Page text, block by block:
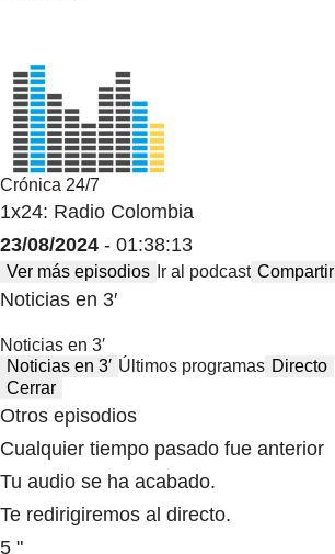
Crónica 24/7
1x24: Radio Colombia
23/08/2024 - 01:38:13
Ver más episodios Ir al podcast Compartir
Noticias en 3′
Noticias en 3′
Noticias en 3′ Últimos programas Directo
Cerrar
Otros episodios
Cualquier tiempo pasado fue anterior
Tu audio se ha acabado.
Te redirigiremos al directo.
5 "